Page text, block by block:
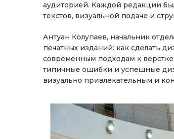
аудиторией. Каждой редакции
текстов, визуальной подаче и
Антуан Колупаев, начальник
печатных изданий: как сделать
современным подходам к
типичные ошибки и успешные
визуально привлекательным и